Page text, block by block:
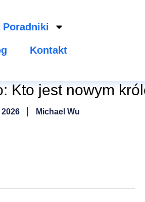
Poradniki
Kontakt
Kto jest nowym
Michael Wu